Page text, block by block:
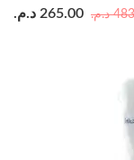
د.م. 265.00 د.م.